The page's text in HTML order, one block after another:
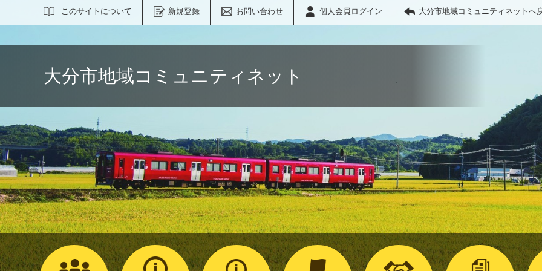
このサイトについて 新規登録 お問い合わせ 個人会員ログイン 大分市地域コミュニティネットへ
サイト内検索
大分市地域コミュニティネット